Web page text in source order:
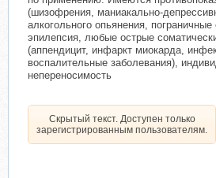
(шизофрения, маниакально-
алкогольного опьянения, пограничные
эпилепсия, любые острые
(аппендицит, инфаркт миокарда,
воспалительные заболевания),
непереносимость
Скрытый текст. Доступен только
зарегистрированным пользователям.